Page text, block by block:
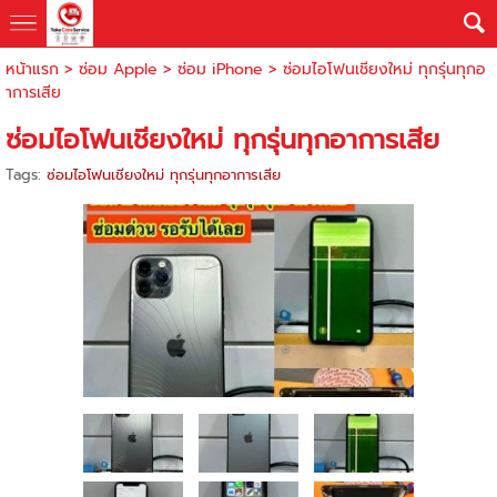
หน้าแรก > ซ่อม Apple > ซ่อม iPhone > ซ่อมไอโฟนเชียงใหม่ ทุกรุ่นทุกอ
าการเสีย
ซ่อมไอโฟนเชียงใหม่ ทุกรุ่นทุกอาการเสีย
Tags: ซ่อมไอโฟนเชียงใหม่ ทุกรุ่นทุกอาการเสีย